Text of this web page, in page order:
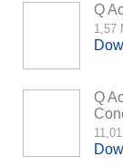
Q
1,57
Q